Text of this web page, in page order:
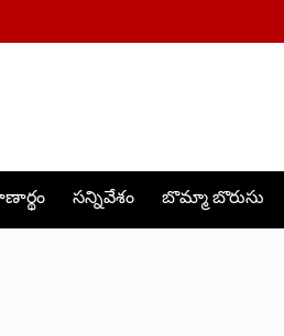
సన్నివేశం బొమ్మా బొరుసు